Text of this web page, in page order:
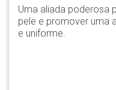
Uma aliada poderosa
pele e promover uma
e uniforme.